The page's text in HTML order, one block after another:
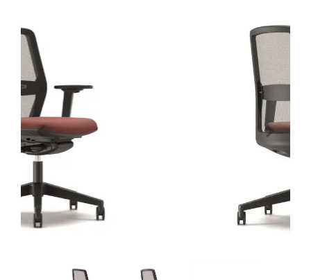
Previous Next